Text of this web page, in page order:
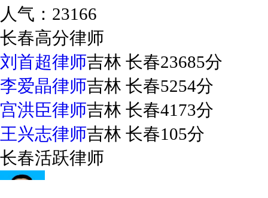
人气：23166
长春高分律师
刘首超律师吉林 长春23685分
李爱晶律师吉林 长春5254分
宫洪臣律师吉林 长春4173分
王兴志律师吉林 长春105分
长春活跃律师